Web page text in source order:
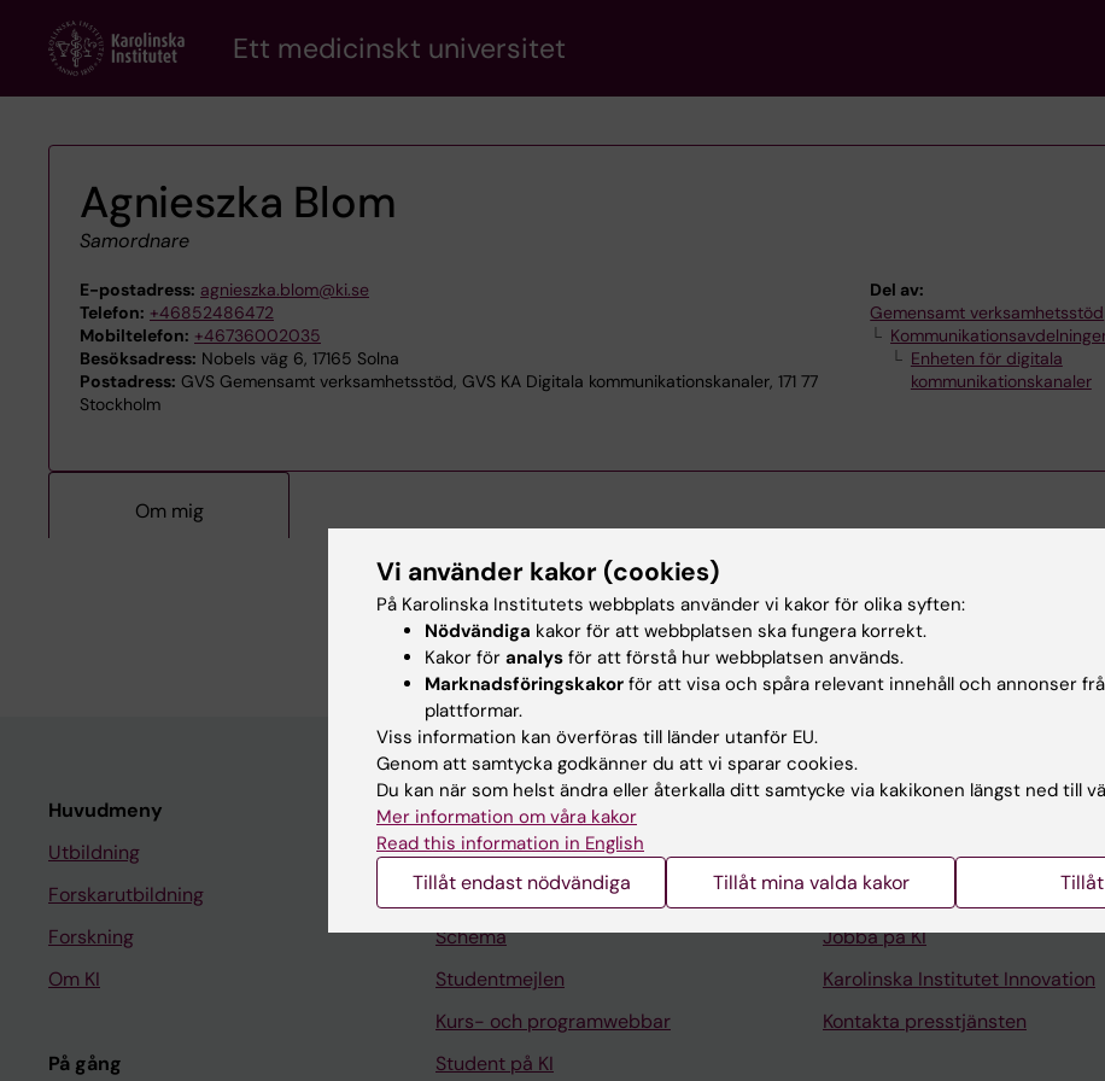
content
Ett medicinskt universitet
Agnieszka Blom
Samordnare
E-postadress: agnieszka.blom@ki.se
Telefon: +46852486472
Mobiltelefon: +46736002035
Besöksadress: Nobels väg 6, 17165 Solna
Postadress: GVS Gemensamt verksamhetsstöd, GVS KA Digitala kommunikationskanaler, 171 77
Stockholm
Del av:
Gemensamt verksamhetsstöd
Enheten för digitala
kommunikationskanaler
Om mig
Om mig
Digital strateg och digital verksamhetsutvecklare.
Huvudmeny
Utbildning
Forskarutbildning
Forskning
Om KI
På gång
Student
Ladok
Canvas
Schema
Studentmejlen
Kurs- och programwebbar
Student på KI
Universitetsbiblioteket
Stöd forskning och utbildning
Jobba på KI
Karolinska Institutet Innovation
Kontakta presstjänsten
Vi använder kakor (cookies)
På Karolinska Institutets webbplats använder vi kakor för olika syften:
Nödvändiga kakor för att webbplatsen ska fungera korrekt.
Kakor för analys för att förstå hur webbplatsen används.
Marknadsföringskakor för att visa och spåra relevant innehåll och annonser
plattformar.
Viss information kan överföras till länder utanför EU.
Genom att samtycka godkänner du att vi sparar cookies.
Du kan när som helst ändra eller återkalla ditt samtycke via kakikonen längst ned till
Mer information om våra kakor
Read this information in English
Tillåt endast nödvändiga Tillåt mina valda kakor